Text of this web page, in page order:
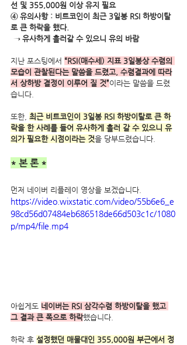
선 및 355,000원 이상 유지 필요
④ 유의사항 : 비트코인이 최근 3일봉 RSI 하방이탈
로 큰 하락을 했다.
→ 유사하게 흘러갈 수 있으니 유의 바람
지난 포스팅에서 “RSI(매수세) 지표 3일봉상 수렴의
모습이 관찰된다는 말씀을 드렸고, 수렴결과에 따라
서 상하방 결정이 이루어 질 것”이라는 말씀을 드렸
습니다.
또한, 최근 비트코인이 3일봉 RSI 하방이탈로 큰 하
락을 한 사례를 들어 유사하게 흘러 갈 수 있으니 유
의가 필요한 시점이라는 것을 당부드렸습니다.
* 본 론 *
먼저 네이버 리플레이 영상을 보겠습니다.
https://video.wixstatic.com/video/55b6e6_e
98cd56d07484eb686518de66d503c1c/1080
p/mp4/file.mp4
아쉽게도 네이버는 RSI 삼각수렴 하방이탈을 했고
그 결과 큰 폭으로 하락했습니다.
하락 후 설정했던 매물대인 355,000원 부근에서 정